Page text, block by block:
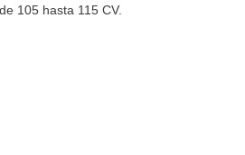
105 hasta 115 CV.